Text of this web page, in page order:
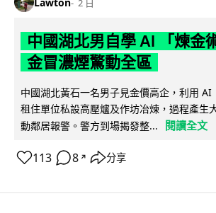
2 日
中國湖北男自學 AI 「煉金
金冒濃煙驚動全區
中國湖北黃石一名男子見金價高企，利用 AI
租住單位私設高壓爐及作坊冶煉，過程產生
動鄰居報警。警方到場揭發整...
閱讀全文
113 8 ↗ 分享